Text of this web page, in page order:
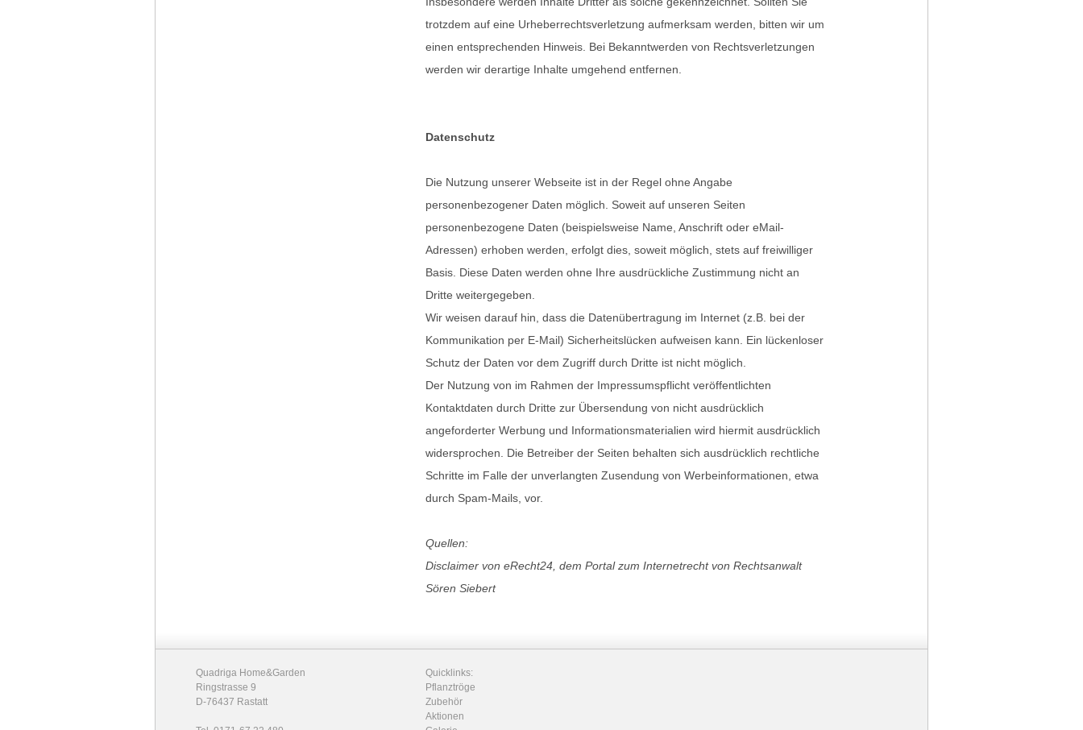
trotzdem auf eine Urheberrechtsverletzung aufmerksam werden, bitten wir um
einen entsprechenden Hinweis. Bei Bekanntwerden von Rechtsverletzungen
werden wir derartige Inhalte umgehend entfernen.
Datenschutz
Die Nutzung unserer Webseite ist in der Regel ohne Angabe
personenbezogener Daten möglich. Soweit auf unseren Seiten
personenbezogene Daten (beispielsweise Name, Anschrift oder eMail-
Adressen) erhoben werden, erfolgt dies, soweit möglich, stets auf freiwilliger
Basis. Diese Daten werden ohne Ihre ausdrückliche Zustimmung nicht an
Dritte weitergegeben.
Wir weisen darauf hin, dass die Datenübertragung im Internet (z.B. bei der
Kommunikation per E-Mail) Sicherheitslücken aufweisen kann. Ein lückenloser
Schutz der Daten vor dem Zugriff durch Dritte ist nicht möglich.
Der Nutzung von im Rahmen der Impressumspflicht veröffentlichten
Kontaktdaten durch Dritte zur Übersendung von nicht ausdrücklich
angeforderter Werbung und Informationsmaterialien wird hiermit ausdrücklich
widersprochen. Die Betreiber der Seiten behalten sich ausdrücklich rechtliche
Schritte im Falle der unverlangten Zusendung von Werbeinformationen, etwa
durch Spam-Mails, vor.
Quellen:
Disclaimer von eRecht24, dem Portal zum Internetrecht von Rechtsanwalt
Sören Siebert
Quadriga Home&Garden
Ringstrasse 9
D-76437 Rastatt
Quicklinks:
Pflanztröge
Zubehör
Aktionen